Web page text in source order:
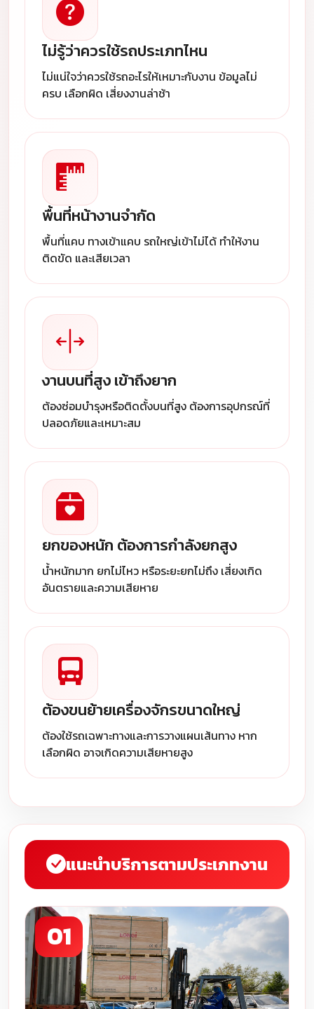
ไม่รู้ว่าควรใช้รถประเภทไหน
ไม่แน่ใจว่าควรใช้รถอะไรให้เหมาะกับงาน ข้อมูลไม่
ครบ เลือกผิด เสี่ยงงานล่าช้า
พื้นที่หน้างานจำกัด
พื้นที่แคบ ทางเข้าแคบ รถใหญ่เข้าไม่ได้ ทำให้งาน
ติดขัด และเสียเวลา
งานบนที่สูง เข้าถึงยาก
ต้องซ่อมบำรุงหรือติดตั้งบนที่สูง ต้องการอุปกรณ์ที่
ปลอดภัยและเหมาะสม
ยกของหนัก ต้องการกำลังยกสูง
น้ำหนักมาก ยกไม่ไหว หรือระยะยกไม่ถึง เสี่ยงเกิด
อันตรายและความเสียหาย
ต้องขนย้ายเครื่องจักรขนาดใหญ่
ต้องใช้รถเฉพาะทางและการวางแผนเส้นทาง หาก
เลือกผิด อาจเกิดความเสียหายสูง
แนะนำบริการตามประเภทงาน
01